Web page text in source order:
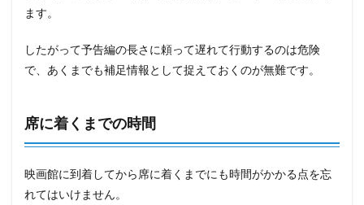
ます。
したがって予告編の長さに頼って遅れて行動するのは危険
で、あくまでも補足情報として捉えておくのが無難です。
席に着くまでの時間
映画館に到着してから席に着くまでにも時間がかかる点を忘
れてはいけません。